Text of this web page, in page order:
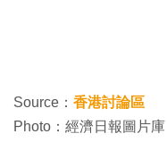
Source： 香港討論區
Photo：經濟日報圖片